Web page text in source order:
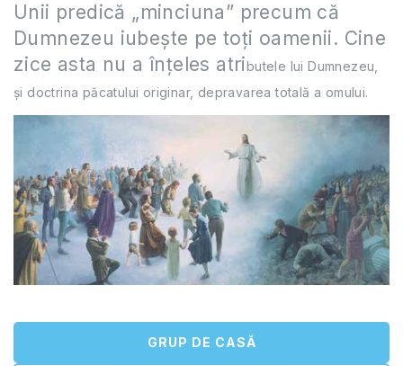
Unii predică „minciuna” precum că
Dumnezeu iubește pe toți oamenii. Cine
zice asta nu a înțeles atributele lui Dumnezeu,
și doctrina păcatului originar, depravarea totală a omului.
GRUP DE CASĂ